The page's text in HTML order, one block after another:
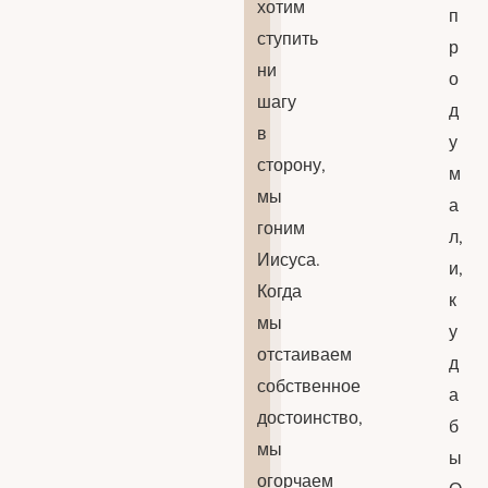
хотим
ступить
ни
шагу
в
сторону,
мы
гоним
Иисуса.
Когда
мы
отстаиваем
собственное
достоинство,
мы
огорчаем
п
р
о
д
у
м
а
л,
и,
к
у
д
а
б
ы